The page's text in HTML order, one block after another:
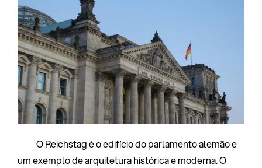
O Reichstag é o edifício do parlamento alemão e
um exemplo de arquitetura histórica e moderna. O